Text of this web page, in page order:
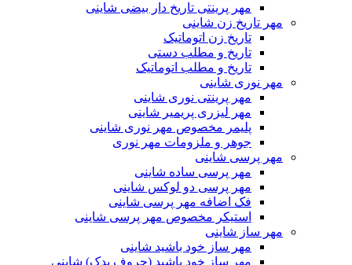
مهر پرینتی تاریخ دار بیضی شاینی
مهر تاریخ زن شاینی
تاریخ زن اتوماتیک
تاریخ و مطلب دستی
تاریخ و مطلب اتوماتیک
مهر نوری شاینی
مهر پرینتی نوری شاینی
مهر لیزری پریمیر شاینی
پلیمر مخصوص مهر نوری شاینی
جوهر و ملزومات مهر نوری
مهر پرسی شاینی
مهر پرسی ساده شاینی
مهر پرسی دو لوکس شاینی
فک اضافه مهر پرسی شاینی
استیکر مخصوص مهر پرسی شاینی
مهر ساز شاینی
مهر ساز خود باشید شاینی
مهر ساز خود باشید (حروف یدک) شاینی